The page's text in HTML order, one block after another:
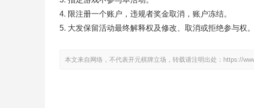
4. 限注册一个账户，违规者奖金取消，账户冻结。
5. 大发保留活动最终解释权及修改、取消或拒绝参与权。
本文来自网络，不代表开元棋牌立场，转载请注明出处：https://